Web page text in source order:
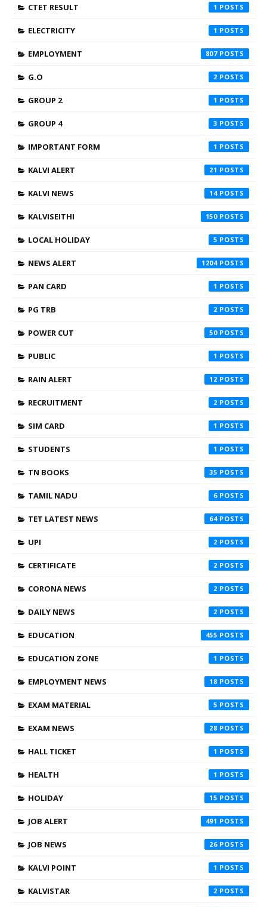
CTET RESULT 1
ELECTRICITY 1
EMPLOYMENT 807
G.O 2
GROUP 2 1
GROUP 4 3
IMPORTANT FORM 1
KALVI ALERT 21
KALVI NEWS 14
KALVISEITHI 150
LOCAL HOLIDAY 5
NEWS ALERT 1204
PAN CARD 1
PG TRB 2
POWER CUT 50
PUBLIC 1
RAIN ALERT 12
RECRUITMENT 2
SIM CARD 1
STUDENTS 1
TN BOOKS 35
TAMIL NADU 6
TET LATEST NEWS 64
UPI 2
CERTIFICATE 2
CORONA NEWS 2
DAILY NEWS 2
EDUCATION 455
EDUCATION ZONE 1
EMPLOYMENT NEWS 18
EXAM MATERIAL 5
EXAM NEWS 28
HALL TICKET 1
HEALTH 1
HOLIDAY 15
JOB ALERT 491
JOB NEWS 26
KALVI POINT 1
KALVISTAR 2